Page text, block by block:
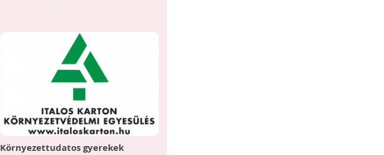
Környezettudatos gyerekek